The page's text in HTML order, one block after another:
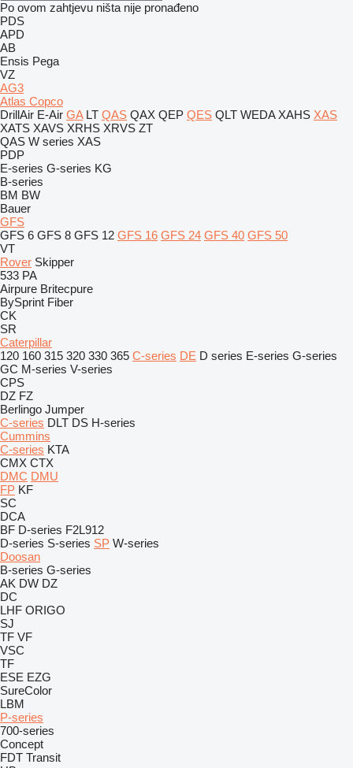
Po ovom zahtjevu ništa nije pronađeno
PDS
APD
AB
Ensis Pega
VZ
AG3
Atlas Copco
DrillAir E-Air GA LT QAS QAX QEP QES QLT WEDA XAHS XAS
XATS XAVS XRHS XRVS ZT
QAS W series XAS
PDP
E-series G-series KG
B-series
BM BW
Bauer
GFS
GFS 6 GFS 8 GFS 12 GFS 16 GFS 24 GFS 40 GFS 50
VT
Rover Skipper
533 PA
Airpure Britecpure
BySprint Fiber
CK
SR
Caterpillar
120 160 315 320 330 365 C-series DE D series E-series G-series
GC M-series V-series
CPS
DZ FZ
Berlingo Jumper
C-series DLT DS H-series
Cummins
C-series KTA
CMX CTX
DMC DMU
FP KF
SC
DCA
BF D-series F2L912
D-series S-series SP W-series
Doosan
B-series G-series
AK DW DZ
DC
LHF ORIGO
SJ
TF VF
VSC
TF
ESE EZG
SureColor
LBM
P-series
700-series
Concept
FDT Transit